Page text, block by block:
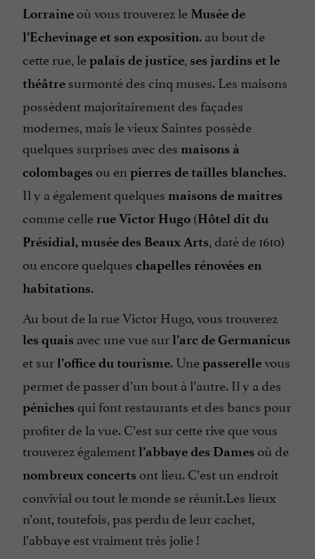
Lorraine où vous trouverez le Musée de
l’Echevinage et son exposition. au bout de
cette rue, lepalais de justice, ses jardins et le
théâtre surmonté des cinq muses. Les maisons
possèdent majoritairement des façades
modernes, mais le vieux Saintes possède
quelques surprises avec des maisons à
colombages ou en pierres de tailles blanches.
Il y a également quelques maisons de maitres
comme celle rue Victor Hugo (Hôtel dit du
Présidial, musée des Beaux Arts, daté de 1610)
ou encore quelques chapelles rénovées en
habitations.
Au bout de la rue Victor Hugo, vous trouverez
les quais avec une vue surl’arc de Germanicus
et surl’office du tourisme. Unepasserellevous
permet de passer d’un bout à l’autre. Il y a des
péniches qui font restaurants et des bancs pour
profiter de la vue. C’est sur cette rive que vous
trouverez égalementl’abbaye des Dames où de
nombreux concerts ont lieu. C’est un endroit
convivial ou tout le monde se réunit.Les lieux
n’ont, toutefois, pas perdu de leur cachet,
l’abbaye est vraiment très jolie !